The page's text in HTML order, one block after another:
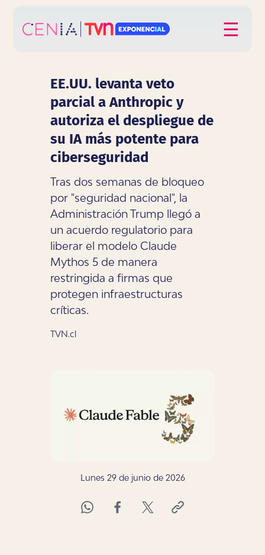
☰
EE.UU. levanta veto
parcial a Anthropic y
autoriza el despliegue de
su IA más potente para
ciberseguridad
Tras dos semanas de bloqueo
por "seguridad nacional", la
Administración Trump llegó a
un acuerdo regulatorio para
liberar el modelo Claude
Mythos 5 de manera
restringida a firmas que
protegen infraestructuras
críticas.
TVN.cl
Lunes 29 de junio de 2026